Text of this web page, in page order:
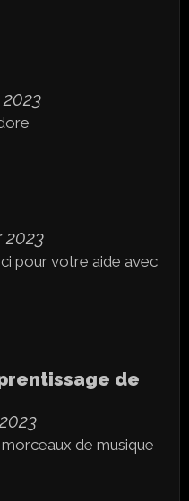
2023
pour votre aide avec
de
de musique